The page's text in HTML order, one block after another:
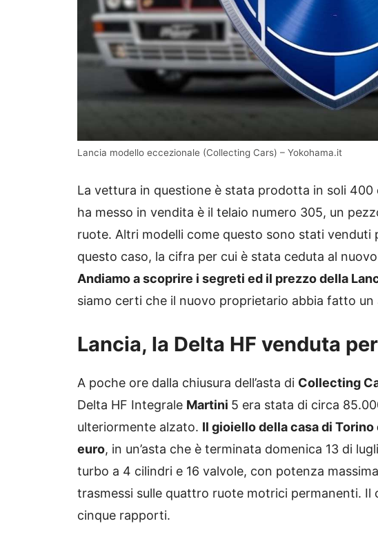
Lancia modello eccezionale (Collecting Cars) – Yokohama.it
La vettura in questione è stata prodotta in soli 400
ha messo in vendita è il telaio numero 305, un
ruote. Altri modelli come questo sono stati venduti
questo caso, la cifra per cui è stata ceduta al
Andiamo a scoprire i segreti ed il prezzo della
siamo certi che il nuovo proprietario abbia fatto
Lancia, la Delta HF venduta
A poche ore dalla chiusura dell’asta di Collecting
Delta HF Integrale Martini 5 era stata di circa
ulteriormente alzato. Il gioiello della casa di
euro, in un’asta che è terminata domenica 13 di
turbo a 4 cilindri e 16 valvole, con potenza
trasmessi sulle quattro ruote motrici permanenti. Il
cinque rapporti.